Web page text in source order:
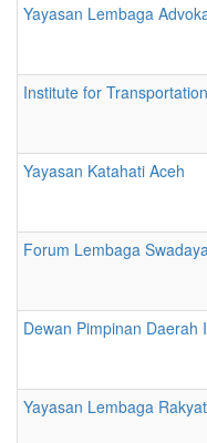
Yayasan Lembaga
Institute for
Yayasan Katahati Aceh
Forum Lembaga
Dewan Pimpinan Daerah
Yayasan Lembaga